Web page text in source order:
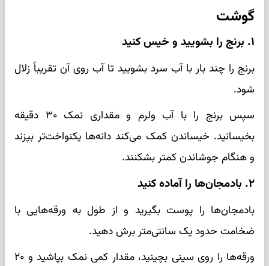
گوشت
۱. برنج را بشویید و خیس کنید
برنج را چند بار با آب سرد بشویید تا آب روی آن تقریباً زلال
شود.
سپس برنج را با آب ولرم و مقداری نمک ۳۰ دقیقه
بخیسانید. خیساندن کمک می‌کند دانه‌ها یکنواخت‌تر بپزند
و هنگام جوشاندن کمتر بشکنند.
۲. بادمجان‌ها را آماده کنید
بادمجان‌ها را پوست بگیرید و از طول به ورقه‌هایی با
ضخامت حدود یک سانتی‌متر برش دهید.
ورقه‌ها را روی سینی بچینید، مقدار کمی نمک بپاشید و ۲۰